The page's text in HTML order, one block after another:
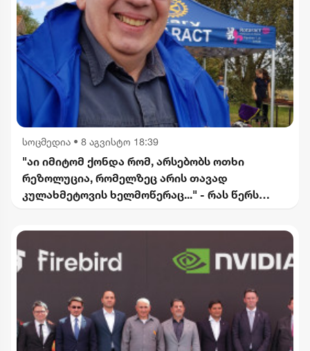
სოცმედია • 8 აგვისტო 18:39
"აი იმიტომ ქონდა რომ, არსებობს ოთხი
რეზოლუცია, რომელზეც არის თავად
კულახმეტოვის ხელმოწერაც..." - რას წერს